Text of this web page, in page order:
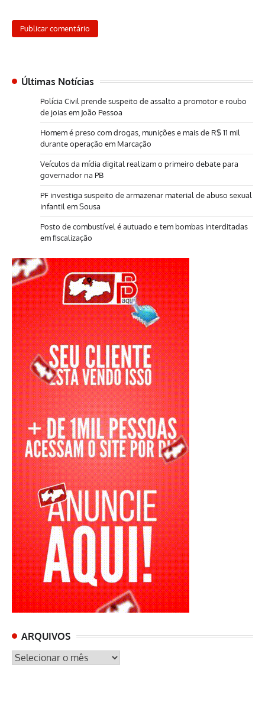
Últimas Notícias
Polícia Civil prende suspeito de assalto a promotor e roubo
de joias em João Pessoa
Homem é preso com drogas, munições e mais de R$ 11 mil
durante operação em Marcação
Veículos da mídia digital realizam o primeiro debate para
governador na PB
PF investiga suspeito de armazenar material de abuso sexual
infantil em Sousa
Posto de combustível é autuado e tem bombas interditadas
em fiscalização
ARQUIVOS
ARQUIVOS